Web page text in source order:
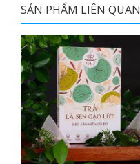
SẢN PHẨM LIÊN QUAN